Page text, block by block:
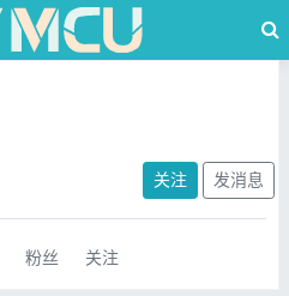
关注 发消息
粉丝 关注